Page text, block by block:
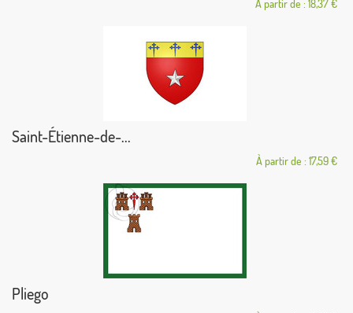
À partir de : 18,37 €
Saint-Étienne-de-...
À partir de : 17,59 €
Pliego